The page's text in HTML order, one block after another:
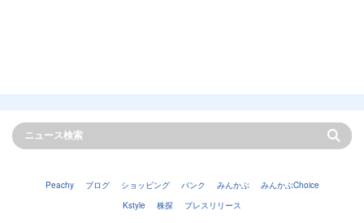
Peachy ブログ ショッピング バンク みんかぶ
みんかぶChoice
Kstyle
株探 プレスリリース